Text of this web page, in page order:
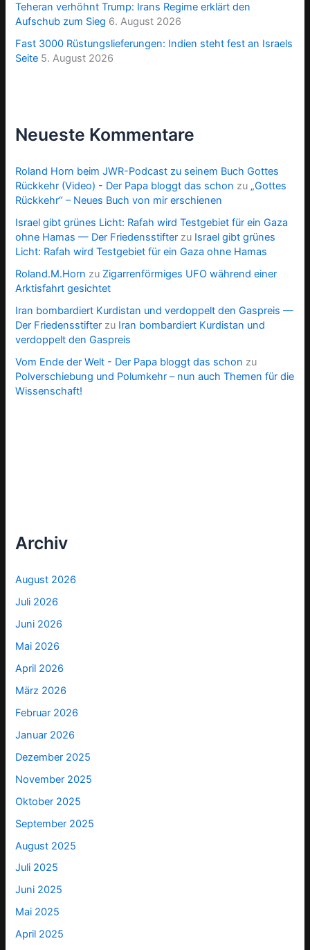
Teheran verhöhnt Trump: Irans Regime erklärt den
Aufschub zum Sieg 6. August 2026
Fast 3000 Rüstungslieferungen: Indien steht fest an Israels
Seite 5. August 2026
Neueste Kommentare
Roland Horn beim JWR-Podcast zu seinem Buch Gottes
Rückkehr (Video) - Der Papa bloggt das schon zu „Gottes
Rückkehr“ – Neues Buch von mir erschienen
Israel gibt grünes Licht: Rafah wird Testgebiet für ein Gaza
ohne Hamas — Der Friedensstifter zu Israel gibt grünes
Licht: Rafah wird Testgebiet für ein Gaza ohne Hamas
Roland.M.Horn zu Zigarrenförmiges UFO während einer
Arktisfahrt gesichtet
Iran bombardiert Kurdistan und verdoppelt den Gaspreis —
Der Friedensstifter zu Iran bombardiert Kurdistan und
verdoppelt den Gaspreis
Vom Ende der Welt - Der Papa bloggt das schon zu
Polverschiebung und Polumkehr – nun auch Themen für die
Wissenschaft!
Archiv
August 2026
Juli 2026
Juni 2026
Mai 2026
April 2026
März 2026
Februar 2026
Januar 2026
Dezember 2025
November 2025
Oktober 2025
September 2025
August 2025
Juli 2025
Juni 2025
Mai 2025
April 2025